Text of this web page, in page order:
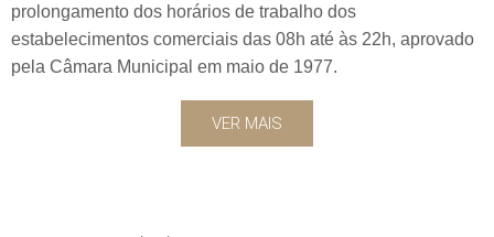
prolongamento dos horários de trabalho dos
estabelecimentos comerciais das 08h até às 22h, aprovado
pela Câmara Municipal em maio de 1977.
VER MAIS